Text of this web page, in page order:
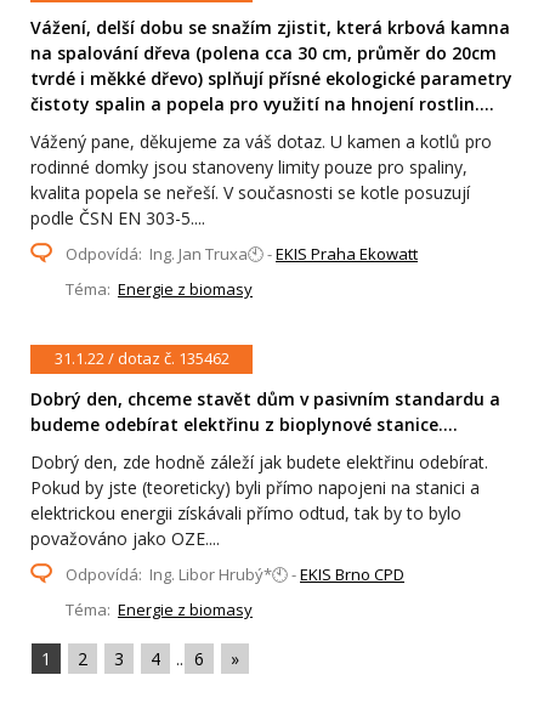
Vážení, delší dobu se snažím zjistit, která krbová kamna
na spalování dřeva (polena cca 30 cm, průměr do 20cm
tvrdé i měkké dřevo) splňují přísné ekologické parametry
čistoty spalin a popela pro využití na hnojení rostlin....
Vážený pane, děkujeme za váš dotaz. U kamen a kotlů pro
rodinné domky jsou stanoveny limity pouze pro spaliny,
kvalita popela se neřeší. V současnosti se kotle posuzují
podle ČSN EN 303-5....
Odpovídá: Ing. Jan Truxa🕙 -EKIS Praha Ekowatt
Téma: Energie z biomasy
31.1.22 / dotaz č. 135462
Dobrý den, chceme stavět dům v pasivním standardu a
budeme odebírat elektřinu z bioplynové stanice....
Dobrý den, zde hodně záleží jak budete elektřinu odebírat.
Pokud by jste (teoreticky) byli přímo napojeni na stanici a
elektrickou energii získávali přímo odtud, tak by to bylo
považováno jako OZE....
Odpovídá: Ing. Libor Hrubý*🕙 -EKIS Brno CPD
Téma: Energie z biomasy
1 2 3 4 .. 6 »